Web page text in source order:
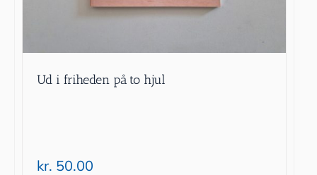
Ud i friheden på to hjul
kr. 50.00